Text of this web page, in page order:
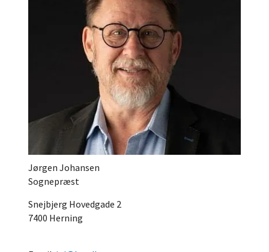
Jørgen Johansen
Sognepræst
Snejbjerg Hovedgade 2
7400 Herning